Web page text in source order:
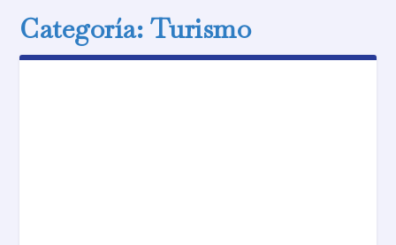
Categoría: Turismo